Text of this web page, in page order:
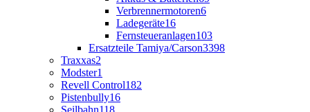
Verbrennermotoren6
Ladegeräte16
Fernsteueranlagen103
Ersatzteile Tamiya/Carson3398
Traxxas2
Modster1
Revell Control182
Pistenbully16
Seilbahn118